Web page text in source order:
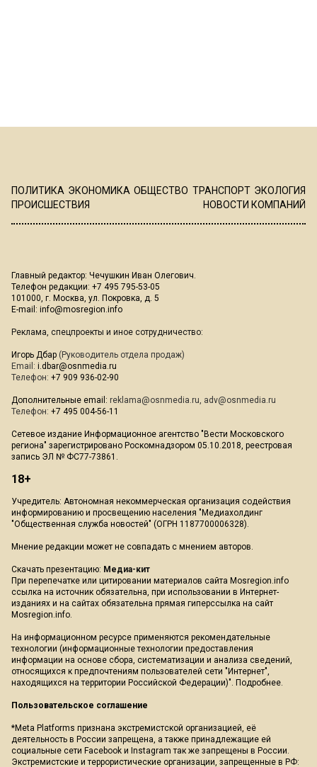
ПОЛИТИКА ЭКОНОМИКА ОБЩЕСТВО ТРАНСПОРТ ЭКОЛОГИЯ
ПРОИСШЕСТВИЯ
НОВОСТИ КОМПАНИЙ
Главный редактор: Чечушкин Иван Олегович.
Телефон редакции: +7 495 795-53-05
101000, г. Москва, ул. Покровка, д. 5
E-mail: info@mosregion.info
Реклама, спецпроекты и иное сотрудничество:
Игорь Дбар (Руководитель отдела продаж)
Email: i.dbar@osnmedia.ru
Телефон: +7 909 936-02-90
Дополнительные email: reklama@osnmedia.ru, adv@osnmedia.ru
Телефон: +7 495 004-56-11
Сетевое издание Информационное агентство "Вести Московского
региона" зарегистрировано Роскомнадзором 05.10.2018, реестровая
запись ЭЛ № ФС77-73861.
18+
Учредитель: Автономная некоммерческая организация содействия
информированию и просвещению населения "Медиахолдинг
"Общественная служба новостей" (ОГРН 1187700006328).
Мнение редакции может не совпадать с мнением авторов.
Скачать презентацию: Медиа-кит
При перепечатке или цитировании материалов сайта Mosregion.info
ссылка на источник обязательна, при использовании в Интернет-
изданиях и на сайтах обязательна прямая гиперссылка на сайт
Mosregion.info.
На информационном ресурсе применяются рекомендательные
технологии (информационные технологии предоставления
информации на основе сбора, систематизации и анализа сведений,
относящихся к предпочтениям пользователей сети "Интернет",
находящихся на территории Российской Федерации)". Подробнее.
Пользовательское соглашение
*Meta Platforms признана экстремистской организацией, её
деятельность в России запрещена, а также принадлежащие ей
социальные сети Facebook и Instagram так же запрещены в России.
Экстремистские и террористические организации, запрещенные в РФ: